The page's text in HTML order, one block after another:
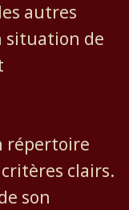
autres
situation de
répertoire
clairs.
son